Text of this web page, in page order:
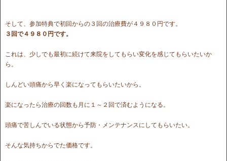
そして、参加特典で初回からの３回の治療費が４９８０円です。
３回で４９８０円です。
これは、少しでも最初に続けて来院をしてもらい変化を感じてもらいたいか
ら。
しんどい頭痛から早く楽になってもらいたいから。
楽になったら治療の回数も月に１～２回で済むようになる。
頭痛で苦しんでいる状態から予防・メンテナンスにしてもらいたい。
そんな気持ちからでた価格です。